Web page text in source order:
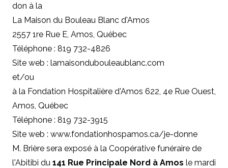
don à la
La Maison du Bouleau Blanc d'Amos
2557 1re Rue E, Amos, Québec
Téléphone : 819 732-4826
Site web : lamaisondubouleaublanc.com
et/ou
à la Fondation Hospitalière d'Amos 622, 4e Rue Ouest,
Amos, Québec
Téléphone : 819 732-3915
Site web : www.fondationhospamos.ca/je-donne
M. Brière sera exposé à la Coopérative funéraire de
l'Abitibi du 141 Rue Principale Nord à Amos le mardi